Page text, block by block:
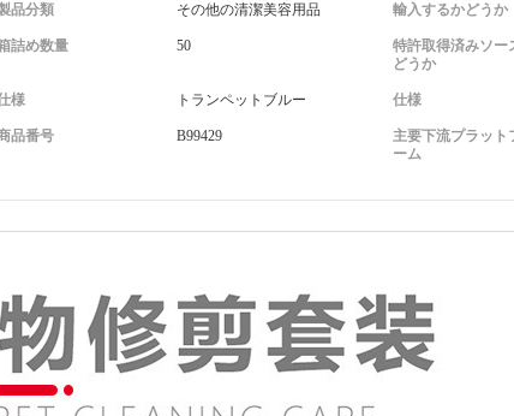
品分類 その他の清潔美容用品 輸入するかどうか
詰め数量 50
特許取得済みソー
どうか
様 トランペットブルー 仕様
品番号 B99429
主要下流プラット
ーム